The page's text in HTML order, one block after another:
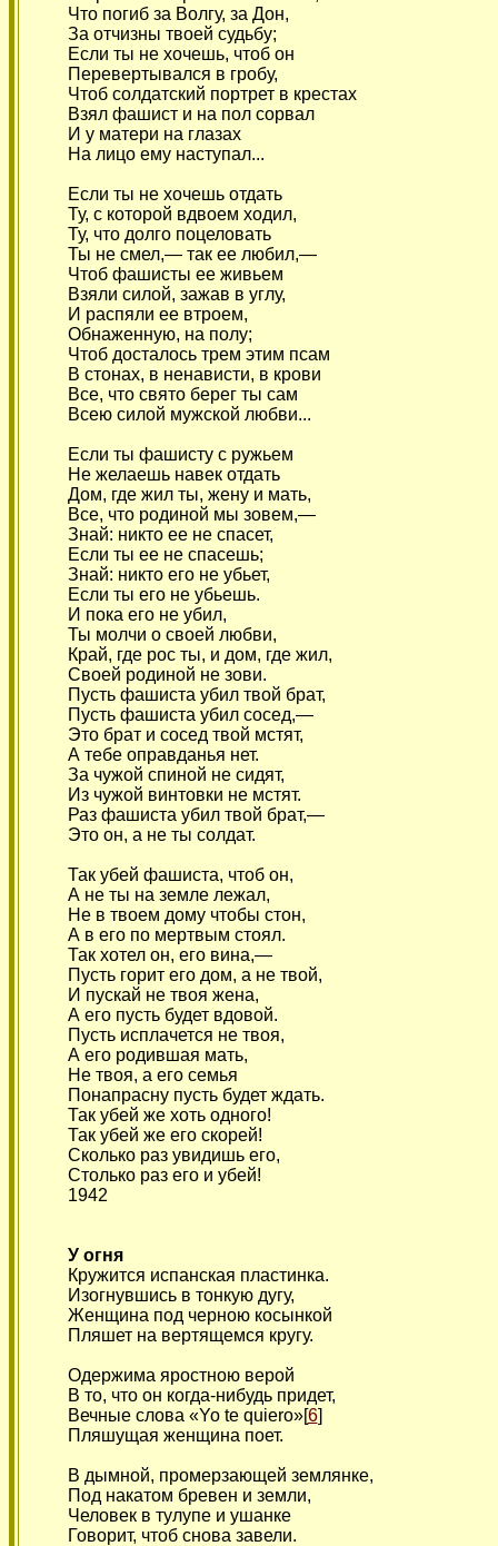
Что погиб за Волгу, за Дон,
За отчизны твоей судьбу;
Если ты не хочешь, чтоб он
Перевертывался в гробу,
Чтоб солдатский портрет в крестах
Взял фашист и на пол сорвал
И у матери на глазах
На лицо ему наступал...
Если ты не хочешь отдать
Ту, с которой вдвоем ходил,
Ту, что долго поцеловать
Ты не смел,— так ее любил,—
Чтоб фашисты ее живьем
Взяли силой, зажав в углу,
И распяли ее втроем,
Обнаженную, на полу;
Чтоб досталось трем этим псам
В стонах, в ненависти, в крови
Все, что свято берег ты сам
Всею силой мужской любви...
Если ты фашисту с ружьем
Не желаешь навек отдать
Дом, где жил ты, жену и мать,
Все, что родиной мы зовем,—
Знай: никто ее не спасет,
Если ты ее не спасешь;
Знай: никто его не убьет,
Если ты его не убьешь.
И пока его не убил,
Ты молчи о своей любви,
Край, где рос ты, и дом, где жил,
Своей родиной не зови.
Пусть фашиста убил твой брат,
Пусть фашиста убил сосед,—
Это брат и сосед твой мстят,
А тебе оправданья нет.
За чужой спиной не сидят,
Из чужой винтовки не мстят.
Раз фашиста убил твой брат,—
Это он, а не ты солдат.
Так убей фашиста, чтоб он,
А не ты на земле лежал,
Не в твоем дому чтобы стон,
А в его по мертвым стоял.
Так хотел он, его вина,—
Пусть горит его дом, а не твой,
И пускай не твоя жена,
А его пусть будет вдовой.
Пусть исплачется не твоя,
А его родившая мать,
Не твоя, а его семья
Понапрасну пусть будет ждать.
Так убей же хоть одного!
Так убей же его скорей!
Сколько раз увидишь его,
Столько раз его и убей!
1942
У огня
Кружится испанская пластинка.
Изогнувшись в тонкую дугу,
Женщина под черною косынкой
Пляшет на вертящемся кругу.
Одержима яростною верой
В то, что он когда-нибудь придет,
Вечные слова «Yo te quiero»[6]
Пляшущая женщина поет.
В дымной, промерзающей землянке,
Под накатом бревен и земли,
Человек в тулупе и ушанке
Говорит, чтоб снова завели.